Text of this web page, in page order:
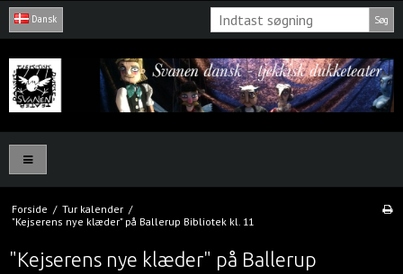
Dansk Søg
Forside / Tur kalender /
"Kejserens nye klæder" på Ballerup Bibliotek kl. 11
"Kejserens nye klæder" på Ballerup